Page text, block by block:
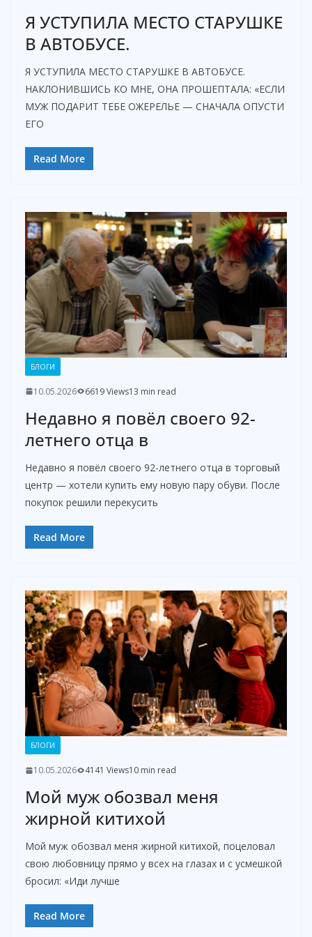
V
i
Я УСТУПИЛА МЕСТО СТАРУШКЕ
В АВТОБУСЕ.
Я УСТУПИЛА МЕСТО СТАРУШКЕ В АВТОБУСЕ.
НАКЛОНИВШИСЬ КО МНЕ, ОНА ПРОШЕПТАЛА: «ЕСЛИ
МУЖ ПОДАРИТ ТЕБЕ ОЖЕРЕЛЬЕ — СНАЧАЛА ОПУСТИ
ЕГО
Read More
БЛОГИ
10.05.2026 6619 Views13 min read
Недавно я повёл своего 92-
летнего отца в
Недавно я повёл своего 92-летнего отца в торговый
центр — хотели купить ему новую пару обуви. После
покупок решили перекусить
Read More
БЛОГИ
10.05.2026 4141 Views10 min read
Мой муж обозвал меня
жирной китихой
Мой муж обозвал меня жирной китихой, поцеловал
свою любовницу прямо у всех на глазах и с усмешкой
бросил: «Иди лучше
Read More